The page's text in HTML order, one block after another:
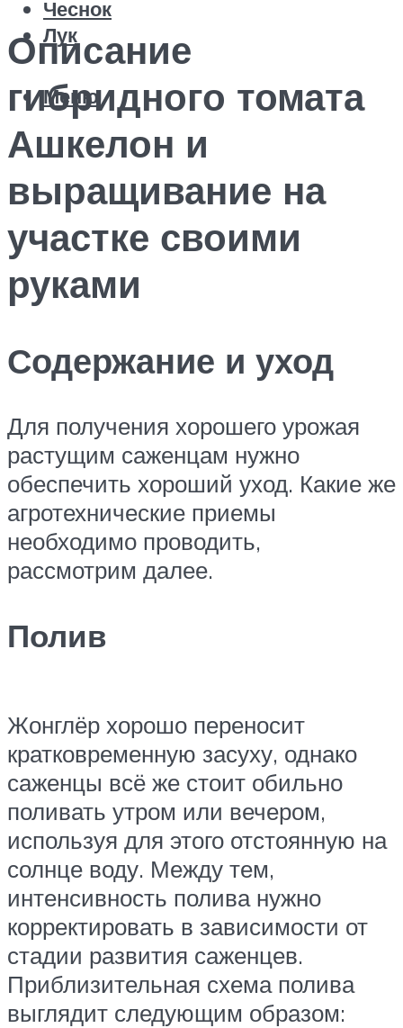
Чеснок
Лук
Меню
Описание
гибридного томата
Ашкелон и
выращивание на
участке своими
руками
Содержание и уход
Для получения хорошего урожая
растущим саженцам нужно
обеспечить хороший уход. Какие же
агротехнические приемы
необходимо проводить,
рассмотрим далее.
Полив
Жонглёр хорошо переносит
кратковременную засуху, однако
саженцы всё же стоит обильно
поливать утром или вечером,
используя для этого отстоянную на
солнце воду. Между тем,
интенсивность полива нужно
корректировать в зависимости от
стадии развития саженцев.
Приблизительная схема полива
выглядит следующим образом: